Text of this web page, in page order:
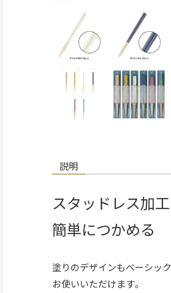
説明
スタッドレス加
簡単につかめる
塗りのデザインもベーシッ
お使いいただけます。